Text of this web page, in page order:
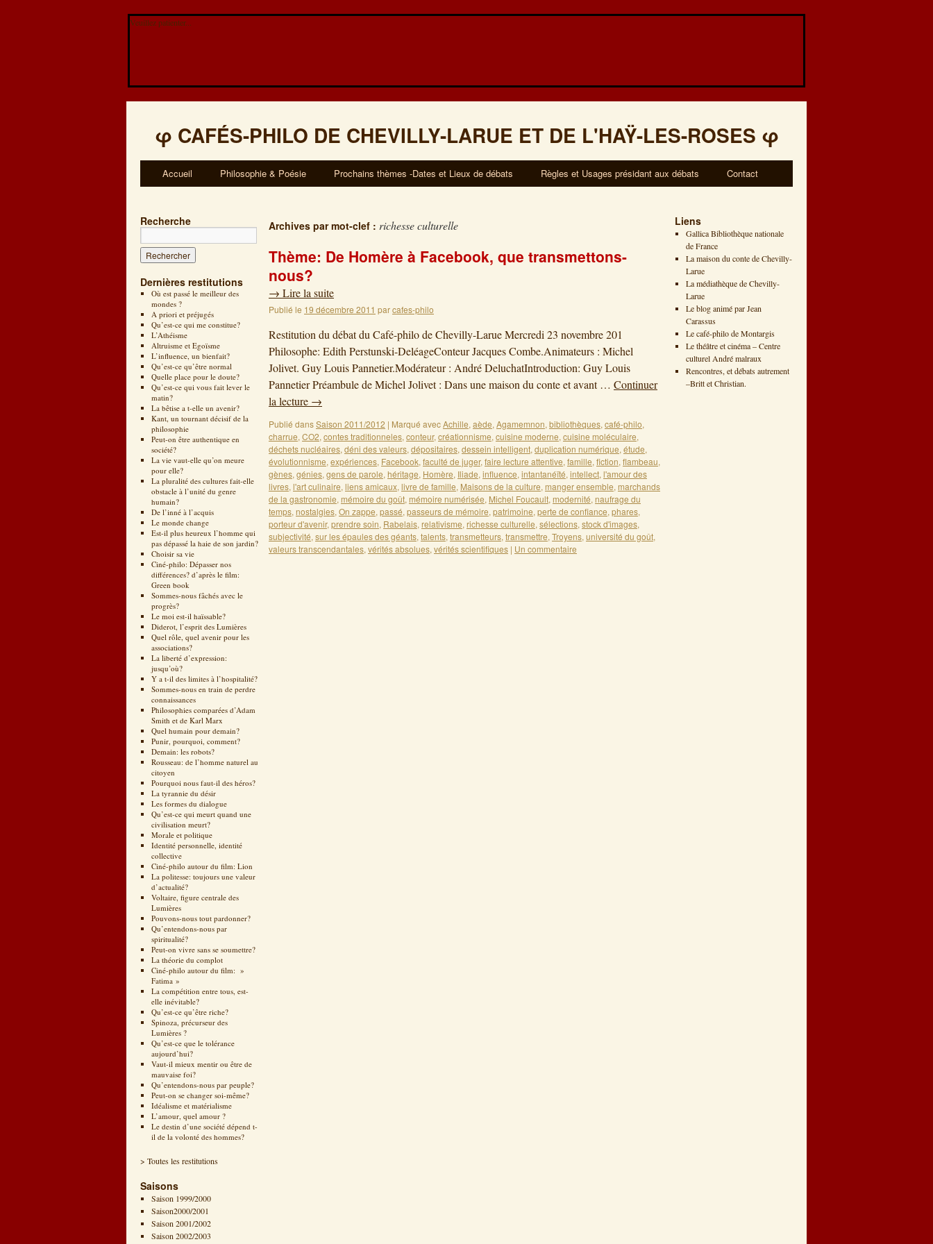
Veuillez patienter...
φ CAFÉS-PHILO DE CHEVILLY-LARUE ET DE L'HAŸ-LES-ROSES φ
Accueil Philosophie & Poésie Prochains thèmes -Dates et Lieux de débats Règles et Usages présidant aux débats Contact
Recherche
Dernières restitutions
Où est passé le meilleur des
mondes ?
A priori et préjugés
Qu’est-ce qui me constitue?
L’Athéisme
Altruisme et Egoïsme
L’influence, un bienfait?
Qu’est-ce qu’être normal
Quelle place pour le doute?
Qu’est-ce qui vous fait lever le
matin?
La bêtise a t-elle un avenir?
Kant, un tournant décisif de la
philosophie
Peut-on être authentique en
société?
La vie vaut-elle qu’on meure
pour elle?
La pluralité des cultures fait-elle
obstacle à l’unité du genre
humain?
De l’inné à l’acquis
Le monde change
Est-il plus heureux l’homme qui
pas dépassé la haie de son jardin?
Choisir sa vie
Ciné-philo: Dépasser nos
différences? d’après le film:
Green book
Sommes-nous fâchés avec le
progrès?
Le moi est-il haïssable?
Diderot, l’esprit des Lumières
Quel rôle, quel avenir pour les
associations?
La liberté d’expression:
jusqu’où?
Y a t-il des limites à l’hospitalité?
Sommes-nous en train de perdre
connaissances
Philosophies comparées d’Adam
Smith et de Karl Marx
Quel humain pour demain?
Punir, pourquoi, comment?
Demain: les robots?
Rousseau: de l’homme naturel au
citoyen
Pourquoi nous faut-il des héros?
La tyrannie du désir
Les formes du dialogue
Qu’est-ce qui meurt quand une
civilisation meurt?
Morale et politique
Identité personnelle, identité
collective
Ciné-philo autour du film: Lion
La politesse: toujours une valeur
d’actualité?
Voltaire, figure centrale des
Lumières
Pouvons-nous tout pardonner?
Qu’entendons-nous par
spiritualité?
Peut-on vivre sans se soumettre?
La théorie du complot
Ciné-philo autour du film: »
Fatima »
La compétition entre tous, est-
elle inévitable?
Qu’est-ce qu’être riche?
Spinoza, précurseur des
Lumières ?
Qu’est-ce que le tolérance
aujourd’hui?
Vaut-il mieux mentir ou être de
mauvaise foi?
Qu’entendons-nous par peuple?
Peut-on se changer soi-même?
Idéalisme et matérialisme
L’amour, quel amour ?
Le destin d’une société dépend t-
il de la volonté des hommes?
> Toutes les restitutions
Saisons
Saison 1999/2000
Saison2000/2001
Saison 2001/2002
Saison 2002/2003
Archives par mot-clef : richesse culturelle
Thème: De Homère à Facebook, que transmettons-
nous?
→ Lire la suite
Publié le 19 décembre 2011 parcafes-philo
Restitution du débat du Café-philo de Chevilly-Larue Mercredi 23 novembre 201
Philosophe: Edith Perstunski-DeléageConteur Jacques Combe.Animateurs : Michel
Jolivet. Guy Louis Pannetier.Modérateur : André DeluchatIntroduction: Guy Louis
Pannetier Préambule de Michel Jolivet : Dans une maison du conte et avant … Continuer
la lecture →
Publié dansSaison 2011/2012 | Marqué avecAchille, aède, Agamemnon, bibliothèques, café-philo,
charrue, CO2, contes traditionneles, conteur, créationnisme, cuisine moderne, cuisine moléculaire,
déchets nucléaires, déni des valeurs, dépositaires, dessein intelligent, duplication numérique, étude,
évolutionnisme, expériences, Facebook, faculté de juger, faire lecture attentive, famille, fiction, flambeau,
gènes, génies, gens de parole, héritage, Homère, Iliade, influence, intantanéïté, intellect, l'amour des
livres, l'art culinaire, liens amicaux, livre de famille, Maisons de la culture, manger ensemble, marchands
de la gastronomie, mémoire du goût, mémoire numérisée, Michel Foucault, modernité, naufrage du
temps, nostalgies, On zappe, passé, passeurs de mémoire, patrimoine, perte de confiance, phares,
porteur d'avenir, prendre soin, Rabelais, relativisme, richesse culturelle, sélections, stock d'images,
subjectivité, sur les épaules des géants, talents, transmetteurs, transmettre, Troyens, université du goût,
valeurs transcendantales, vérités absolues, vérités scientifiques | Un commentaire
Liens
Gallica Bibliothèque nationale
de France
La maison du conte de Chevilly-
Larue
La médiathèque de Chevilly-
Larue
Le blog animé par Jean
Carassus
Le café-philo de Montargis
Le théâtre et cinéma – Centre
culturel André malraux
Rencontres, et débats autrement
–Britt et Christian.